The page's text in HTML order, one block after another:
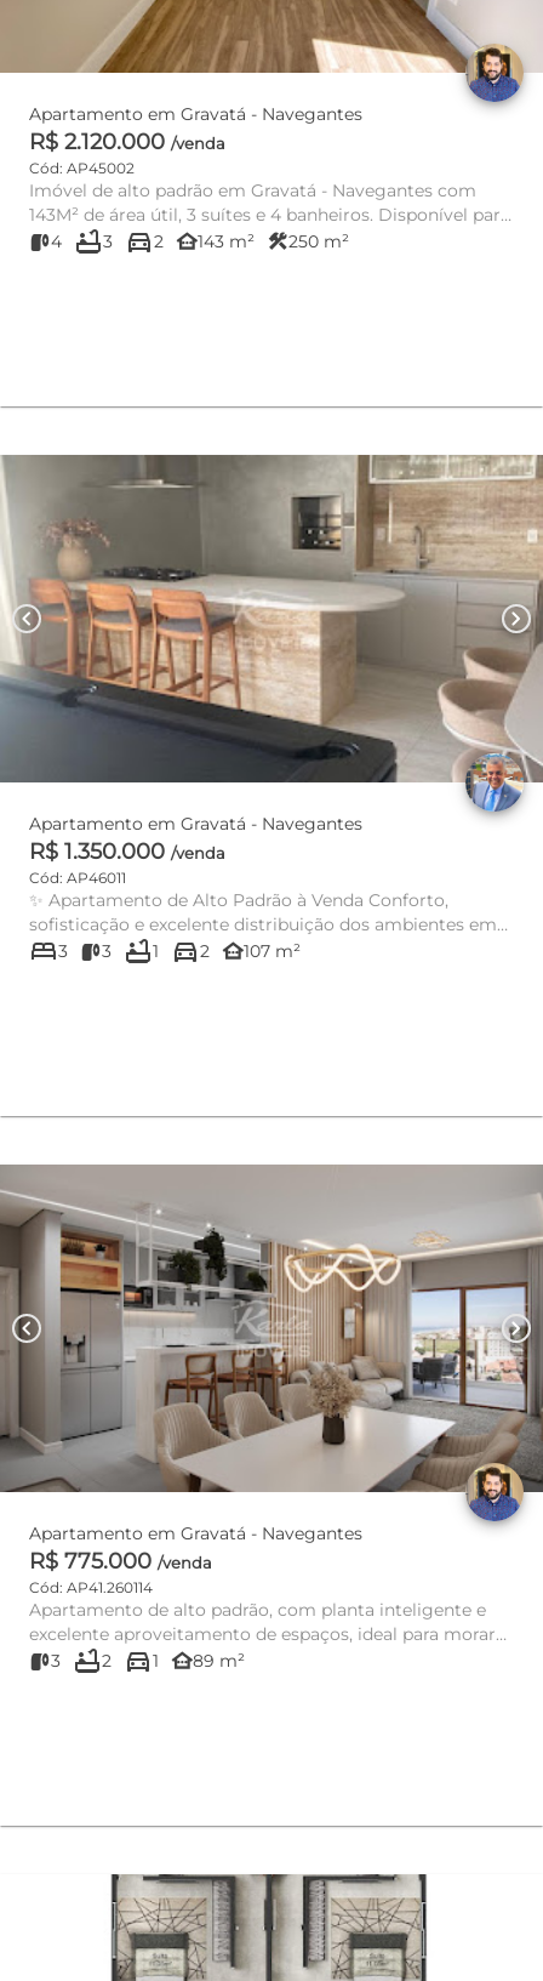
Apartamento em Gravatá - Navegantes
R$ 2.120.000 /venda
Cód: AP45002
Imóvel de alto padrão em Gravatá - Navegantes com
143M² de área útil, 3 suítes e 4 banheiros. Disponível para
venda por ...
4 bathtub3 directions_car2 other_houses143 m² construction250 m²
chevron_left chevron_right
Apartamento em Gravatá - Navegantes
R$ 1.350.000 /venda
Cód: AP46011
✨ Apartamento de Alto Padrão à Venda Conforto,
sofisticação e excelente distribuição dos ambientes em
um imóvel pensado...
bed3 3 bathtub1 directions_car2 other_houses107 m²
chevron_left chevron_right
Apartamento em Gravatá - Navegantes
R$ 775.000 /venda
Cód: AP41.260114
Apartamento de alto padrão, com planta inteligente e
excelente aproveitamento de espaços, ideal para morar
ou investir....
3 bathtub2 directions_car1 other_houses89 m²